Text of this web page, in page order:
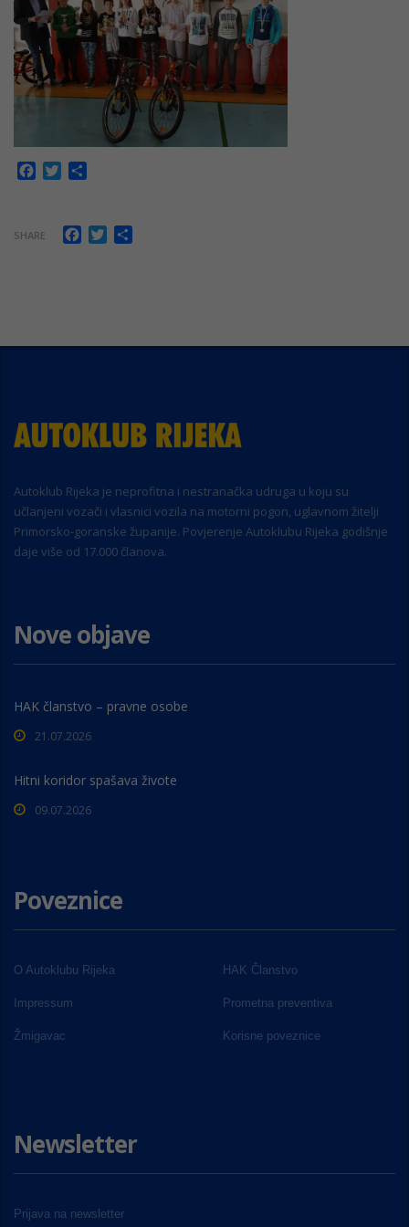
Facebook
Twitter
SHARE Facebook
Twitter
Autoklub Rijeka je neprofitna i nestranačka udruga u koju su
učlanjeni vozači i vlasnici vozila na motorni pogon, uglavnom žitelji
Primorsko-goranske županije. Povjerenje Autoklubu Rijeka godišnje
daje više od 17.000 članova.
Nove objave
HAK članstvo – pravne osobe
21.07.2026
Hitni koridor spašava živote
09.07.2026
Poveznice
O Autoklubu Rijeka HAK Članstvo
Impressum Prometna preventiva
Žmigavac Korisne poveznice
Newsletter
Prijava na newsletter